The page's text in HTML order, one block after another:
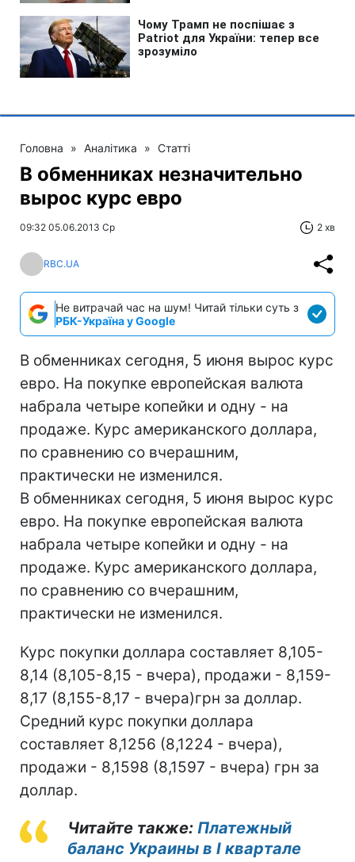
Головна » Аналітика » Статті
В обменниках незначительно
вырос курс евро
09:32 05.06.2013 Ср 2 хв
RBC.UA
Не витрачай час на шум! Читай тільки суть з
РБК-Україна у Google
В обменниках сегодня, 5 июня вырос курс
евро. На покупке европейская валюта
набрала четыре копейки и одну - на
продаже. Курс американского доллара,
по сравнению со вчерашним,
практически не изменился.
В обменниках сегодня, 5 июня вырос курс
евро. На покупке европейская валюта
набрала четыре копейки и одну - на
продаже. Курс американского доллара,
по сравнению со вчерашним,
практически не изменился.
Курс покупки доллара составляет 8,105-
8,14 (8,105-8,15 - вчера), продажи - 8,159-
8,17 (8,155-8,17 - вчера)грн за доллар.
Средний курс покупки доллара
составляет 8,1256 (8,1224 - вчера),
продажи - 8,1598 (8,1597 - вчера) грн за
доллар.
Читайте также: Платежный
баланс Украины в І квартале